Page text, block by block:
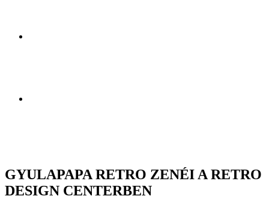
GYULAPAPA RETRO ZENÉI A RETRO
DESIGN CENTERBEN